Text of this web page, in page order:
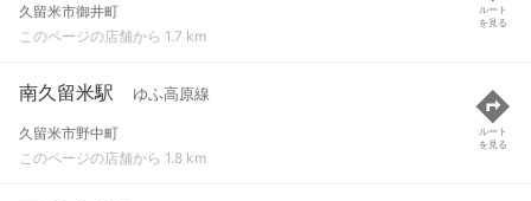
久留米市御井町
このページの店舗から 1.7 km
ルート
を見る
南久留米駅 ゆふ高原線
久留米市野中町
このページの店舗から 1.8 km
ルート
を見る